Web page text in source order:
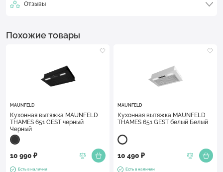
Отзывы
Похожие товары
MAUNFELD
Кухонная вытяжка MAUNFELD
THAMES 651 GEST черный
Черный
10 990 ₽
Есть в наличии
MAUNFELD
Кухонная вытяжка MAUNFELD
THAMES 651 GEST белый Белый
10 490 ₽
Есть в наличии